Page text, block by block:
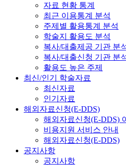
자료 현황 통계
최근 이용통계 분석
주제별 활용통계 분석
학술지 활용도 분석
복사/대출제공 기관 분
복사/대출신청 기관 분
활용도 높은 주제
최신/인기 학술자료
최신자료
인기자료
해외자료신청(E-DDS)
해외자료신청(E-DDS)
비용지원 서비스 안내
해외자료신청(E-DDS)
공지사항
공지사항